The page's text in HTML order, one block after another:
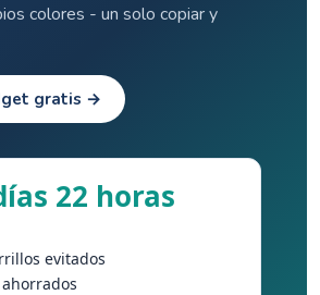
colores - un solo copiar y
gratis →
22 horas
evitados